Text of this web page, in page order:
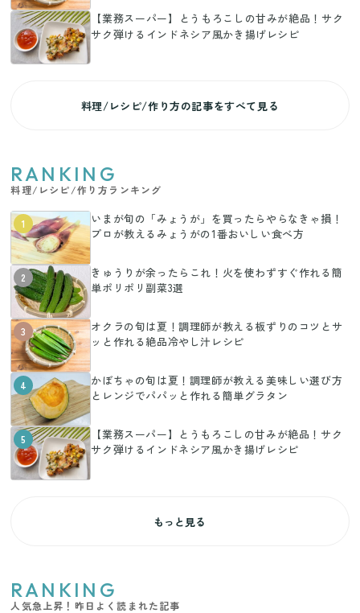
【業務スーパー】とうもろこしの甘みが絶品！サク
サク弾けるインドネシア風かき揚げレシピ
料理/レシピ/作り方の記事をすべて見る
RANKING
料理/レシピ/作り方ランキング
1
いまが旬の「みょうが」を買ったらやらなきゃ損！
プロが教えるみょうがの1番おいしい食べ方
2
きゅうりが余ったらこれ！火を使わずすぐ作れる簡
単ポリポリ副菜3選
3
オクラの旬は夏！調理師が教える板ずりのコツとサ
ッと作れる絶品冷やし汁レシピ
4
かぼちゃの旬は夏！調理師が教える美味しい選び方
とレンジでパパッと作れる簡単グラタン
5
【業務スーパー】とうもろこしの甘みが絶品！サク
サク弾けるインドネシア風かき揚げレシピ
もっと見る
RANKING
人気急上昇！昨日よく読まれた記事